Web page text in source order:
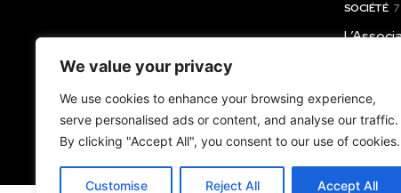
We value your privacy
We use cookies to enhance your browsing experience,
serve personalised ads or content, and analyse our traffic.
By clicking "Accept All", you consent to our use of cookies.
Customise Reject All Accept All
SOCIÉTÉ
GENRE AU